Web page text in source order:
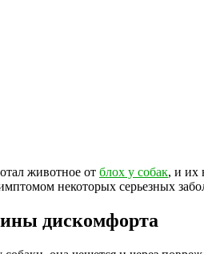
животное от блох у собак, и их
некоторых серьезных
дискомфорта